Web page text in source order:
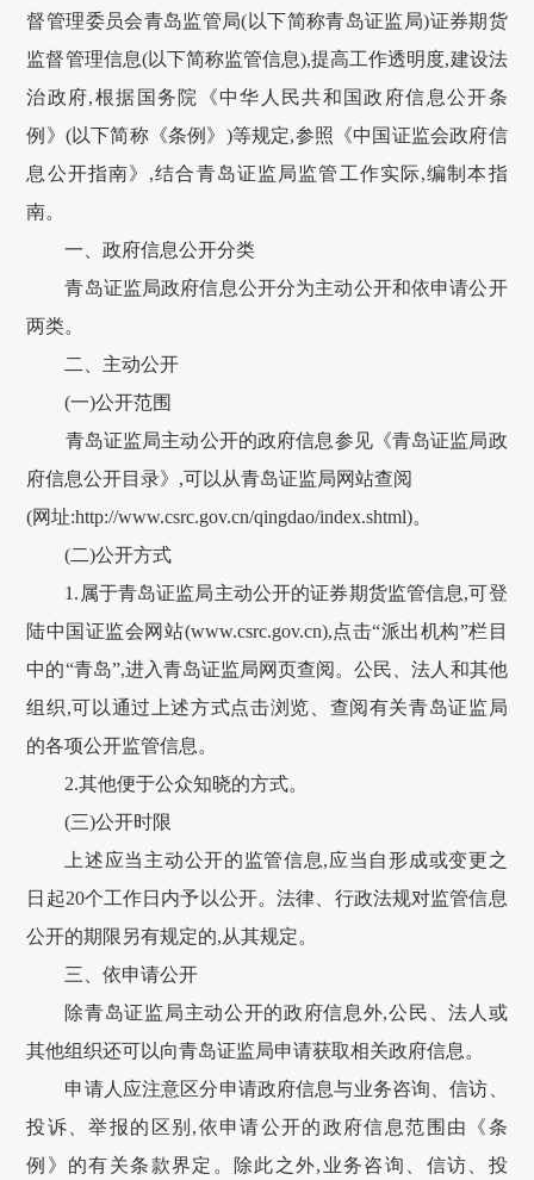
督管理委员会青岛监管局(以下简称青岛证监局)证券期货
监督管理信息(以下简称监管信息),提高工作透明度,建设法
治政府,根据国务院《中华人民共和国政府信息公开条
例》(以下简称《条例》)等规定,参照《中国证监会政府信
息公开指南》,结合青岛证监局监管工作实际,编制本指
南。
一、政府信息公开分类
青岛证监局政府信息公开分为主动公开和依申请公开
两类。
二、主动公开
(一)公开范围
青岛证监局主动公开的政府信息参见《青岛证监局政
府信息公开目录》,可以从青岛证监局网站查阅
(网址:http://www.csrc.gov.cn/qingdao/index.shtml)。
(二)公开方式
1.属于青岛证监局主动公开的证券期货监管信息,可登
陆中国证监会网站(www.csrc.gov.cn),点击“派出机构”栏目
中的“青岛”,进入青岛证监局网页查阅。公民、法人和其他
组织,可以通过上述方式点击浏览、查阅有关青岛证监局
的各项公开监管信息。
2.其他便于公众知晓的方式。
(三)公开时限
上述应当主动公开的监管信息,应当自形成或变更之
日起20个工作日内予以公开。法律、行政法规对监管信息
公开的期限另有规定的,从其规定。
三、依申请公开
除青岛证监局主动公开的政府信息外,公民、法人或
其他组织还可以向青岛证监局申请获取相关政府信息。
申请人应注意区分申请政府信息与业务咨询、信访、
投诉、举报的区别,依申请公开的政府信息范围由《条
例》的有关条款界定。除此之外,业务咨询、信访、投